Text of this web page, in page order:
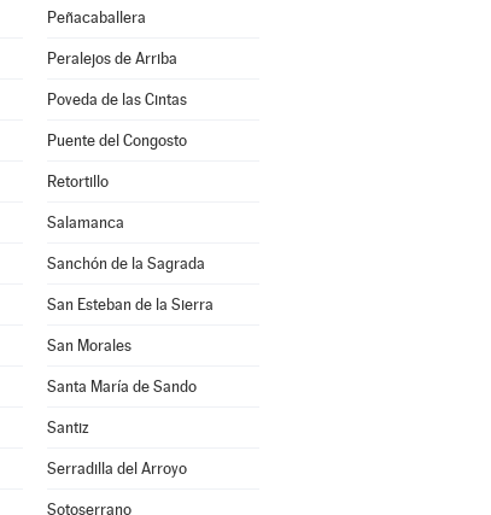
Peñacaballera
Peralejos de Arriba
Poveda de las Cintas
Puente del Congosto
Retortillo
Salamanca
Sanchón de la Sagrada
San Esteban de la Sierra
San Morales
Santa María de Sando
Santiz
Serradilla del Arroyo
Sotoserrano